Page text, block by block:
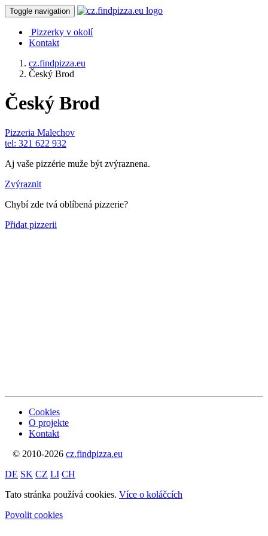
Toggle navigation
Pizzerky v okolí
Kontakt
cz.findpizza.eu
Český Brod
Český Brod
Pizzeria Malechov
tel: 321 622 932
Aj vaše pizzérie muže být zvýraznena.
Zvýraznit
Chybí zde tvá oblíbená pizzerie?
Přidat pizzerii
Cookies
O projekte
Kontakt
© 2010-2026 cz.findpizza.eu
DE SK CZ LI CH
Tato stránka používá cookies. Více o koláčcích
Povolit cookies